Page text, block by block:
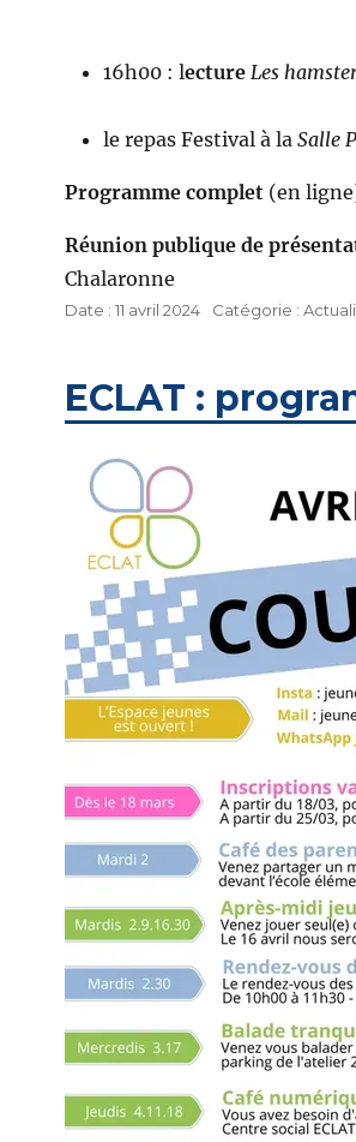
16h00 : lecture Les
le repas Festival à la Salle
Programme complet(en
Réunion publique de
Chalaronne
Publié
11 avril 2024
ECLAT :